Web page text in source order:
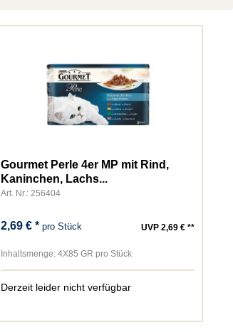
Gourmet Perle 4er MP mit Rind,
Kaninchen, Lachs...
Art. Nr.: 256404
2,69 € *pro Stück UVP 2,69 € **
Inhaltsmenge: 4X85 GR pro Stück
Derzeit leider nicht verfügbar